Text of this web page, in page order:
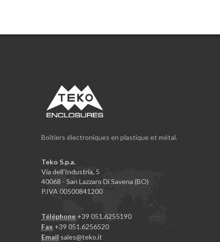
Boîtiers électroniques en plastique et métal.
Teko S.p.a.
Via dell'Industria, 5
40068 - San Lazzaro Di Savena (BO)
P.IVA 00500841200
Téléphone +39 051.6255190
Fax +39 051.6256520
Email sales@teko.it